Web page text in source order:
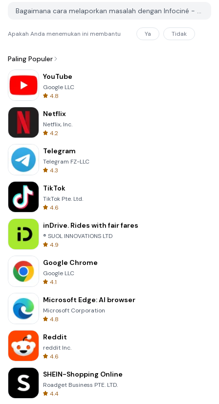
Bagaimana cara melaporkan masalah dengan Infociné - L'info des films au box office di PGYER APK HUB?
Apakah Anda menemukan ini membantu Ya Tidak
Paling Populer
YouTube
Google LLC
4.8
Netflix
Netflix, Inc.
4.2
Telegram
Telegram FZ-LLC
4.3
TikTok
TikTok Pte. Ltd.
4.6
inDrive. Rides with fair fares
® SUOL INNOVATIONS LTD
4.9
Google Chrome
Google LLC
4.1
Microsoft Edge: AI browser
Microsoft Corporation
4.8
Reddit
reddit Inc.
4.6
SHEIN-Shopping Online
Roadget Business PTE. LTD.
4.4